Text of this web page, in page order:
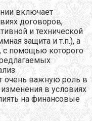
включает
договоров,
и технической
защита и т.п.), а
с помощью которого
очень важную роль в
в условиях
на финансовые